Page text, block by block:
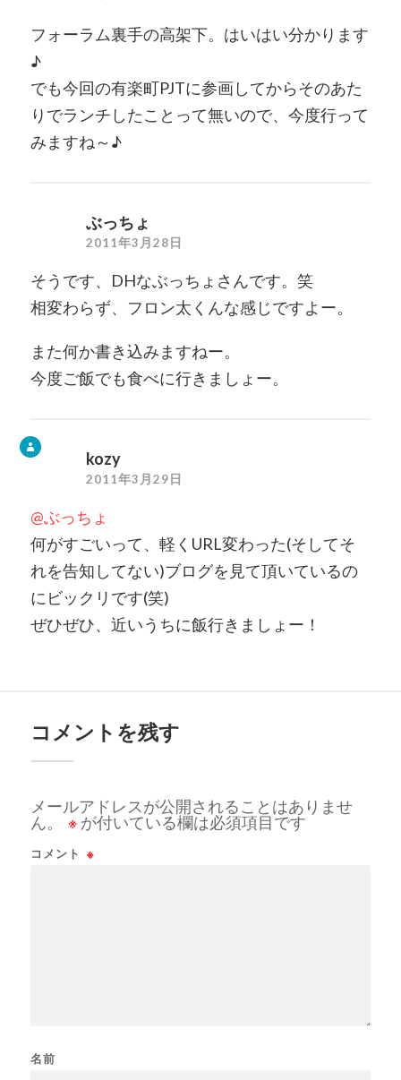
フォーラム裏手の高架下。はいはい分かります
♪
でも今回の有楽町PJTに参画してからそのあた
りでランチしたことって無いので、今度行って
みますね～♪
ぶっちょ
2011年3月28日
そうです、DHなぶっちょさんです。笑
相変わらず、フロン太くんな感じですよー。
また何か書き込みますねー。
今度ご飯でも食べに行きましょー。
kozy
2011年3月29日
@ぶっちょ
何がすごいって、軽くURL変わった(そしてそ
れを告知してない)ブログを見て頂いているの
にビックリです(笑)
ぜひぜひ、近いうちに飯行きましょー！
コメントを残す
メールアドレスが公開されることはありませ
ん。
※ が付いている欄は必須項目です
コメント ※
名前